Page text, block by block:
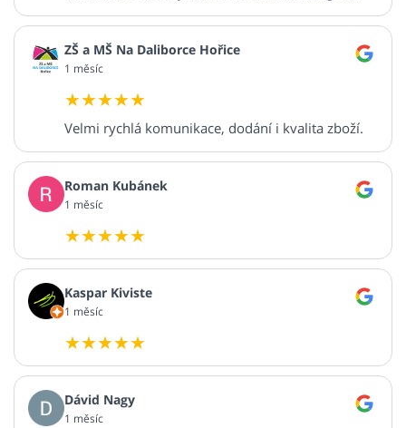
ZŠ a MŠ Na Daliborce Hořice
1 měsíc
Velmi rychlá komunikace, dodání i kvalita zboží.
Roman Kubánek
1 měsíc
Kaspar Kiviste
1 měsíc
Dávid Nagy
1 měsíc